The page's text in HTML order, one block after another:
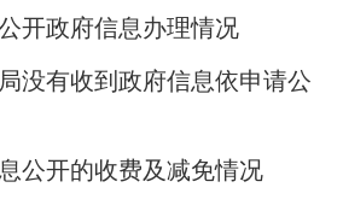
开政府信息办理情况
没有收到政府信息依申请公
公开的收费及减免情况